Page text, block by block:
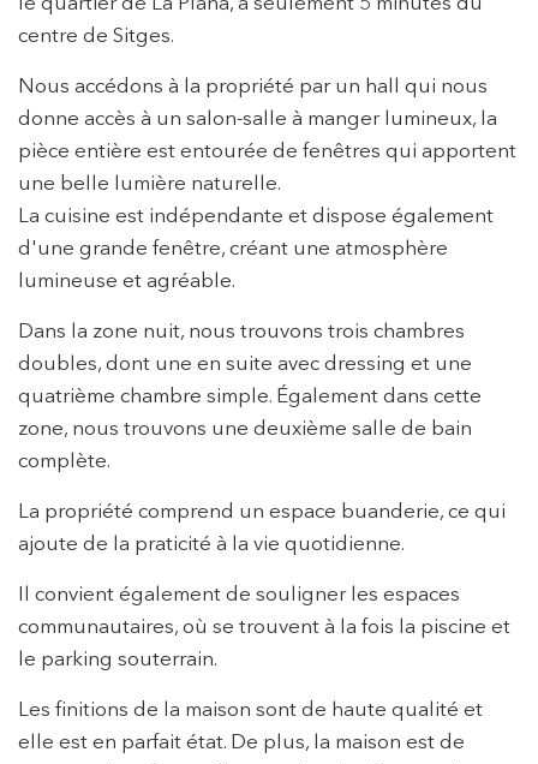
le quartier de La Plana, à seulement 5 minutes du
centre de Sitges.
Nous accédons à la propriété par un hall qui nous
donne accès à un salon-salle à manger lumineux, la
pièce entière est entourée de fenêtres qui apportent
une belle lumière naturelle.
La cuisine est indépendante et dispose également
d'une grande fenêtre, créant une atmosphère
lumineuse et agréable.
Dans la zone nuit, nous trouvons trois chambres
doubles, dont une en suite avec dressing et une
quatrième chambre simple. Également dans cette
zone, nous trouvons une deuxième salle de bain
complète.
La propriété comprend un espace buanderie, ce qui
ajoute de la praticité à la vie quotidienne.
Il convient également de souligner les espaces
communautaires, où se trouvent à la fois la piscine et
le parking souterrain.
Les finitions de la maison sont de haute qualité et
elle est en parfait état. De plus, la maison est de